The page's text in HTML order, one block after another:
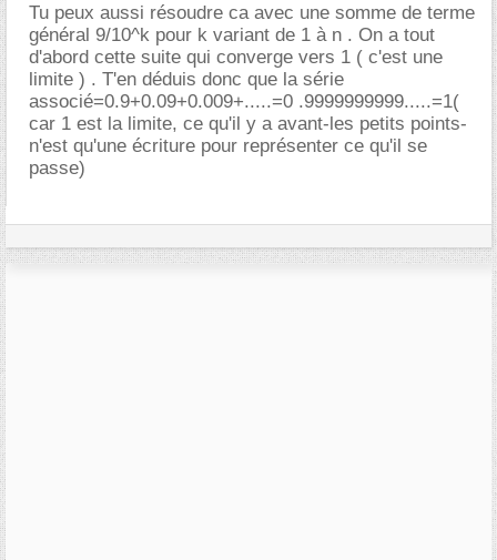
Tu peux aussi résoudre ca avec une somme de terme
général 9/10^k pour k variant de 1 à n . On a tout
d'abord cette suite qui converge vers 1 ( c'est une
limite ) . T'en déduis donc que la série
associé=0.9+0.09+0.009+.....=0 .9999999999.....=1(
car 1 est la limite, ce qu'il y a avant-les petits points-
n'est qu'une écriture pour représenter ce qu'il se
passe)